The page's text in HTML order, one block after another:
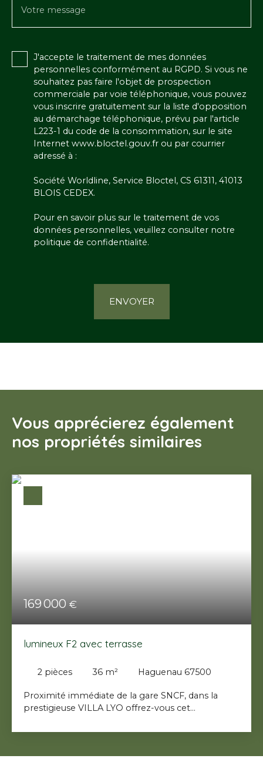
Votre message
J'accepte le traitement de mes données
personnelles conformément au RGPD. Si vous ne
souhaitez pas faire l'objet de prospection
commerciale par voie téléphonique, vous pouvez
vous inscrire gratuitement sur la liste d'opposition
au démarchage téléphonique, prévu par l'article
L223-1 du code de la consommation, sur le site
Internet www.bloctel.gouv.fr ou par courrier
adressé à :
Société Worldline, Service Bloctel, CS 61311, 41013
BLOIS CEDEX.
Pour en savoir plus sur le traitement de vos
données personnelles, veuillez consulter notre
politique de confidentialité.
ENVOYER
Vous apprécierez également
nos propriétés similaires
169 000 €
lumineux F2 avec terrasse
2 pièces 36 m² Haguenau 67500
Proximité immédiate de la gare SNCF, dans la
prestigieuse VILLA LYO offrez-vous cet
investisseur ou premier achat, idéal personne
magnifique escalier en bois de charme ancien.